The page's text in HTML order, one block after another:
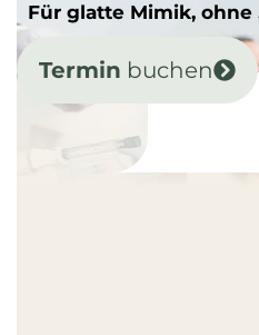
Für glatte Mimik, ohne
Termin buchen